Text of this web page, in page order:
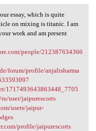
your
essay, which is quite
on mixing is titanic. I am
work and am present
people/212387634366
forum/profile/anjalisharma
1717493643863448_7705
user/jaipurescorts
users/jaipur-
profile/jaipurescorts